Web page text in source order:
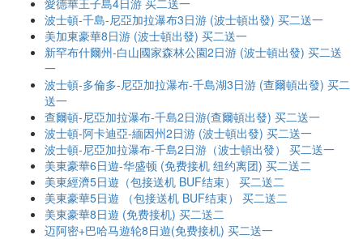
愛德華王子島4日游 买二送一
波士頓-千島-尼亞加拉瀑布3日游 (波士頓出發) 买二送一
美加東豪華8日游 (波士頓出發) 买二送一
新罕布什爾州-白山國家森林公園2日游 (波士頓出發) 买二送
一
波士頓-多倫多-尼亞加拉瀑布-千島湖3日游 (查爾頓出發) 买二
送一
查爾頓-尼亞加拉瀑布-千島2日游(查爾頓出發) 买二送一
波士頓-阿卡迪亞-緬因州2日游 (波士頓出發) 买二送一
波士頓-尼亞加拉瀑布-千島2日游（波士頓出發） 买二送一
美東豪華6日遊-华盛顿 (免费接机 纽约离团) 买二送二
美東經濟5日遊（包接送机 BUF结束） 买二送二
美東豪華5日遊 （包接送机 BUF结束） 买二送二
美東豪華8日遊 (免费接机) 买二送二
迈阿密+巴哈马遊轮8日遊(免费接机) 买二送一